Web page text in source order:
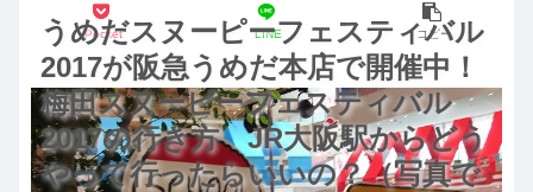
うめだスヌーピーフェスティバル
2017が阪急うめだ本店で開催中！
梅田スヌーピーフェスティバル
2017の行き方 JR大阪駅からどう
やって行ったらいいの？（写真で
Pocket LINE コピー